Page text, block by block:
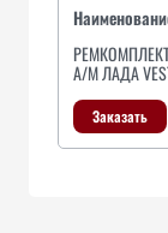
А/М ЛАДА
Заказать